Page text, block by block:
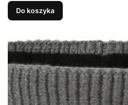
Do koszyka